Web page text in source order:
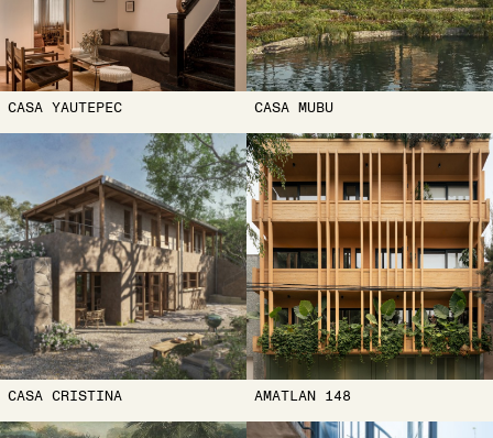
CASA YAUTEPEC CASA MUBU
CASA CRISTINA AMATLAN 148